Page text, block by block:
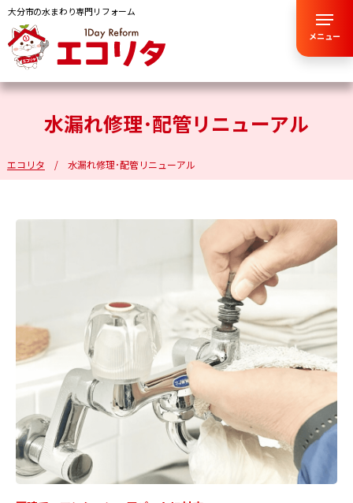
大分市の水まわり専門リフォーム
メニュー
水漏れ修理･配管リニューアル
エコリタ 水漏れ修理･配管リニューアル